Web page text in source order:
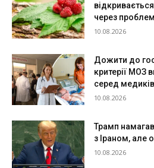
через
10.08.2026
Дожити до
критерії МОЗ
серед медиків
10.08.2026
Трамп
з Іраном, але
10.08.2026